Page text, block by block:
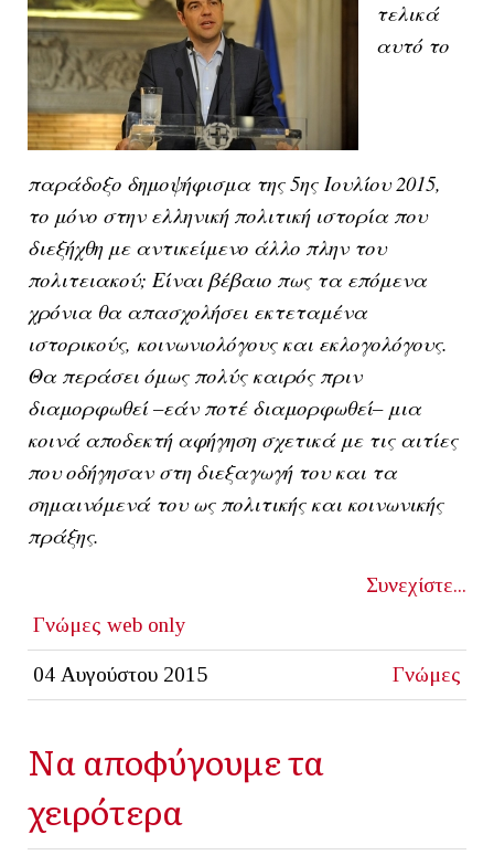
τελικά
αυτό το
παράδοξο δημοψήφισμα της 5ης Ιουλίου 2015,
το μόνο στην ελληνική πολιτική ιστορία που
διεξήχθη με αντικείμενο άλλο πλην του
πολιτειακού; Είναι βέβαιο πως τα επόμενα
χρόνια θα απασχολήσει εκτεταμένα
ιστορικούς, κοινωνιολόγους και εκλογολόγους.
Θα περάσει όμως πολύς καιρός πριν
διαμορφωθεί –εάν ποτέ διαμορφωθεί– μια
κοινά αποδεκτή αφήγηση σχετικά με τις αιτίες
που οδήγησαν στη διεξαγωγή του και τα
σημαινόμενά του ως πολιτικής και κοινωνικής
πράξης.
Συνεχίστε...
Γνώμες web only
04 Αυγούστου 2015 Γνώμες
Να αποφύγουμε τα
χειρότερα